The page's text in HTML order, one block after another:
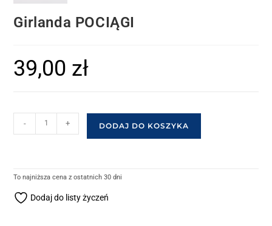
Girlanda POCIĄGI
39,00 zł
- + DODAJ DO KOSZYKA
To najniższa cena z ostatnich 30 dni
Dodaj do listy życzeń